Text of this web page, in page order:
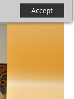
Accept